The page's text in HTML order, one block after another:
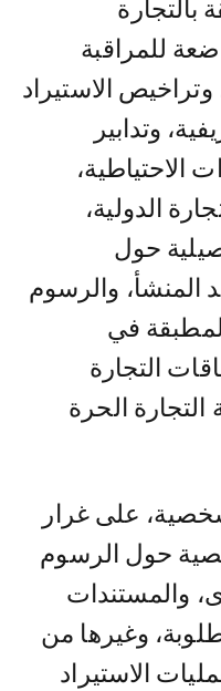
بالتجارة
للمراقبة
الاستيراد
وتدابير
الاحتياطية،
الدولية،
حول
المنشأ، والرسوم
في
التجارة
الحرة
على غرار
حول الرسوم
والمستندات
وغيرها من
الاستيراد